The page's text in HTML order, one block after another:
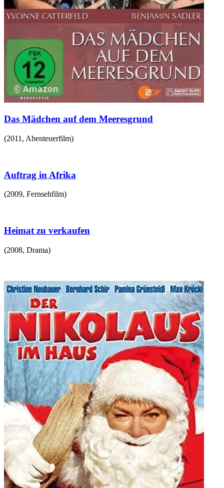
Das Mädchen auf dem Meeresgrund
(2011 , Abenteuerfilm)
Auftrag in Afrika
(2009, Fernsehfilm)
Heimat zu verkaufen
(2008, Drama)